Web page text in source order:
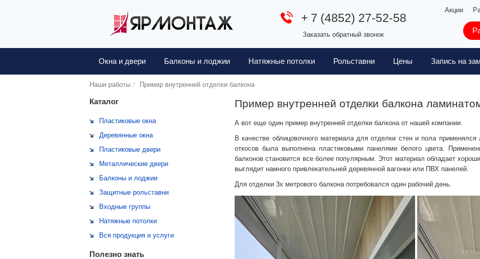
+ 7 (4852) 27-52-58
Заказать обратный звонок
Акции
Окна и двери Балконы и лоджии Натяжные потолки Рольставни Цены Запись на
Наши работы Пример внутренней отделки балкона
Пример внутренней отделки балкона
А вот еще один пример внутренней отделки балкона от нашей компании.
В качестве облицовочного материала для отделки стен и пола
откосов была выполнена пластиковыми панелями белого цвета.
балконов становится все более популярным. Этот материал обладает
выглядит намного привлекательней деревянной вагонки или ПВХ панелей.
Для отделки 3х метрового балкона потребовался один рабочий день.
Каталог
Пластиковые окна
Деревянные окна
Пластиковые двери
Металлические двери
Балконы и лоджии
Защитные рольставни
Входные группы
Натяжные потолки
Вся продукция и услуги
Полезно знать